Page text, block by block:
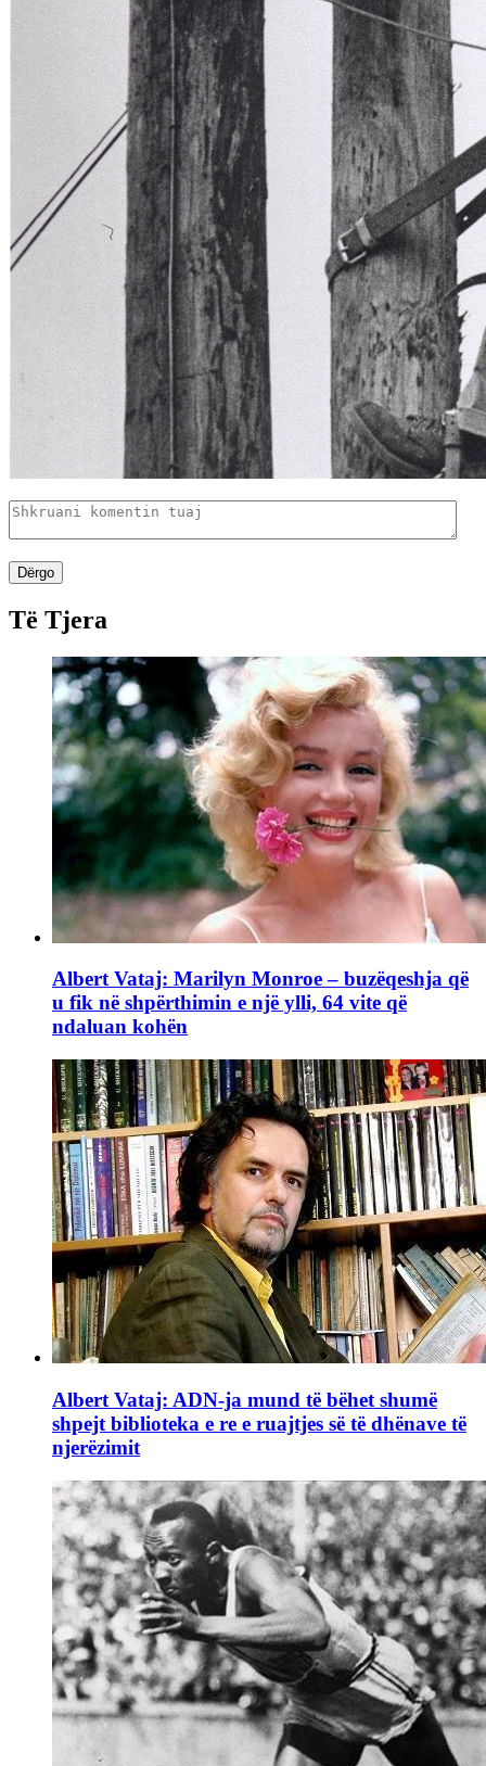
Dërgo
Të Tjera
Albert Vataj: Marilyn Monroe – buzëqeshja që
u fik në shpërthimin e një ylli, 64 vite që
ndaluan kohën
Albert Vataj: ADN-ja mund të bëhet shumë
shpejt biblioteka e re e ruajtjes së të dhënave të
njerëzimit